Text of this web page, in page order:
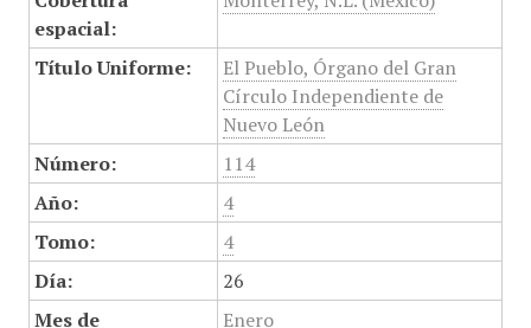
espacial:
Título Uniforme:
El Pueblo, Órgano del Gran
Círculo Independiente de
Nuevo León
Número:
114
Año:
4
Tomo:
4
Día:
26
Mes de
Enero